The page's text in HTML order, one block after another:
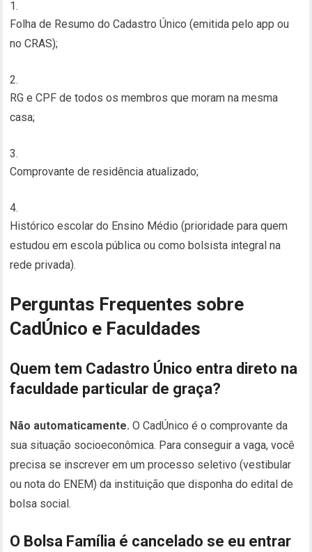
Folha de Resumo do Cadastro Único (emitida pelo app ou
no CRAS);
RG e CPF de todos os membros que moram na mesma
casa;
Comprovante de residência atualizado;
Histórico escolar do Ensino Médio (prioridade para quem
estudou em escola pública ou como bolsista integral na
rede privada).
Perguntas Frequentes sobre
CadÚnico e Faculdades
Quem tem Cadastro Único entra direto na
faculdade particular de graça?
Não automaticamente. O CadÚnico é o comprovante da
sua situação socioeconômica. Para conseguir a vaga, você
precisa se inscrever em um processo seletivo (vestibular
ou nota do ENEM) da instituição que disponha do edital de
bolsa social.
O Bolsa Família é cancelado se eu entrar